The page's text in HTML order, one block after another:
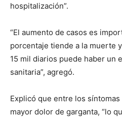
hospitalización”.
“El aumento de casos es
porcentaje tiende a la muerte
15 mil diarios puede haber un
sanitaria”, agregó.
Explicó que entre los
mayor dolor de garganta, “lo